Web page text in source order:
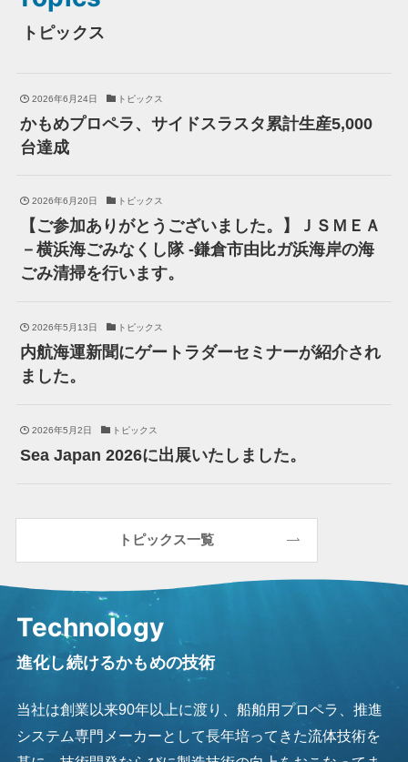
トピックス
2026年6月24日 トピックス
かもめプロペラ、サイドスラスタ累計生産5,000
台達成
2026年6月20日 トピックス
【ご参加ありがとうございました。】ＪＳＭＥＡ
－横浜海ごみなくし隊 -鎌倉市由比ガ浜海岸の海
ごみ清掃を行います。
2026年5月13日 トピックス
内航海運新聞にゲートラダーセミナーが紹介され
ました。
2026年5月2日 トピックス
Sea Japan 2026に出展いたしました。
トピックス一覧
Technology
進化し続けるかもめの技術
当社は創業以来90年以上に渡り、船舶用プロペラ、推進
システム専門メーカーとして長年培ってきた流体技術を